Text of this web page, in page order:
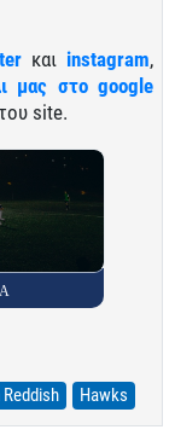
και instagram,
μας στο google
site.
Hawks